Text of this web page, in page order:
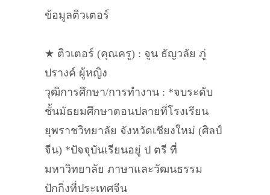
ข้อมูลติวเตอร์
★ ติวเตอร์ (คุณครู) : จูน ธัญวลัย ภู่
ปรางค์ ผู้หญิง
วุฒิการศึกษา/การทำงาน : *จบระดับ
ชั้นมัธยมศึกษาตอนปลายที่โรงเรียน
ยุพราชวิทยาลัย จังหวัดเชียงใหม่ (ศิลป์
จีน) *ปัจจุบันเรียนอยู่ ป ตรี ที่
มหาวิทยาลัย ภาษาและวัฒนธรรม
ปักกิ่งที่ประเทศจีน